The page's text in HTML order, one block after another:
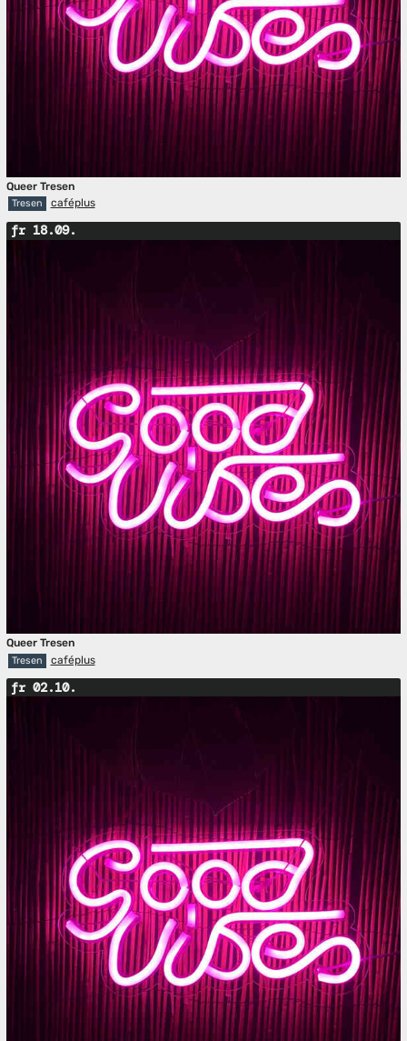
Queer Tresen
Tresen caféplus
fr 18.09.
Queer Tresen
Tresen caféplus
fr 02.10.